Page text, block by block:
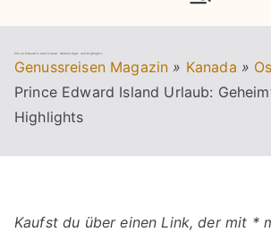
Prince Edward Island Urlaub: Geheimtipps und Highlights
Genussreisen Magazin » Kanada »
Prince Edward Island Urlaub:
Highlights
Kaufst du über einen Link, der mit *